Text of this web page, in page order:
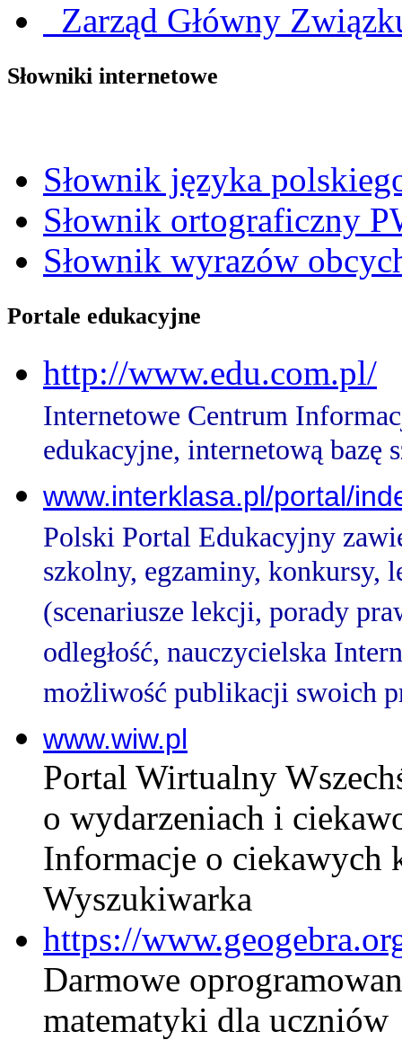
Zarząd Główny
Słowniki internetowe
Słownik języka
Słownik ortograficzny
Słownik wyrazów
Portale edukacyjne
http://www.edu.com.pl/
Internetowe Centrum
edukacyjne, internetową bazę
www.interklasa.pl/portal/
Polski Portal Edukacyjny
szkolny, egzaminy, konkursy,
(scenariusze lekcji, porady
odległość, nauczycielska
możliwość publikacji swoich
www.wiw.pl
Portal Wirtualny
o wydarzeniach i
Informacje o ciekawych
Wyszukiwarka
https://
Darmowe
matematyki dla uczniów